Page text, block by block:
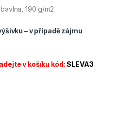
190 g/m2
– v případě zájmu
v košíku kód:SLEVA3